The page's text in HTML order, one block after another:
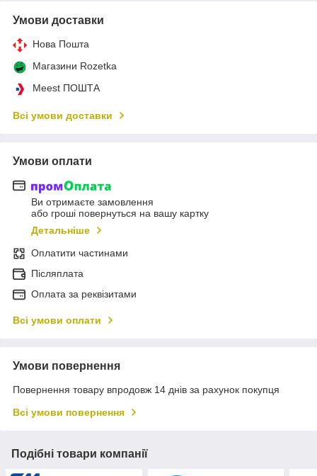
Умови доставки
Нова Пошта
Магазини Rozetka
Meest ПОШТА
Всі умови доставки
Умови оплати
Ви отримаєте замовлення
або гроші повернуться на вашу картку
Детальніше
Оплатити частинами
Післяплата
Оплата за реквізитами
Всі умови оплати
Умови повернення
Повернення товару впродовж 14 днів за рахунок покупця
Всі умови повернення
Подібні товари компанії